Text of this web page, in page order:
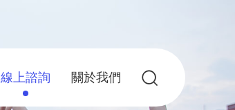
線上諮詢 關於我們